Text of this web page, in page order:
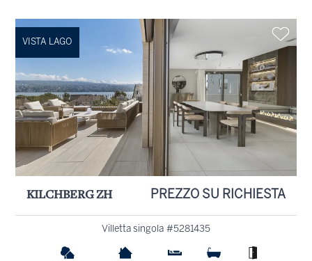
VISTA LAGO
KILCHBERG ZH PREZZO SU RICHIESTA
Villetta singola #5281435